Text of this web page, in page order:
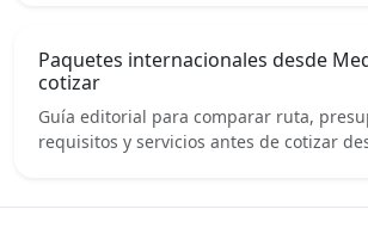
Paquetes internacionales desde
cotizar
Guía editorial para comparar ruta,
requisitos y servicios antes de cotizar